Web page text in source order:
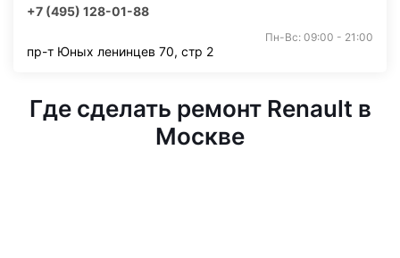
+7 (495) 128-01-88
Пн-Вс: 09:00 - 21:00
пр-т Юных ленинцев 70, стр 2
Где сделать ремонт Renault в
Москве